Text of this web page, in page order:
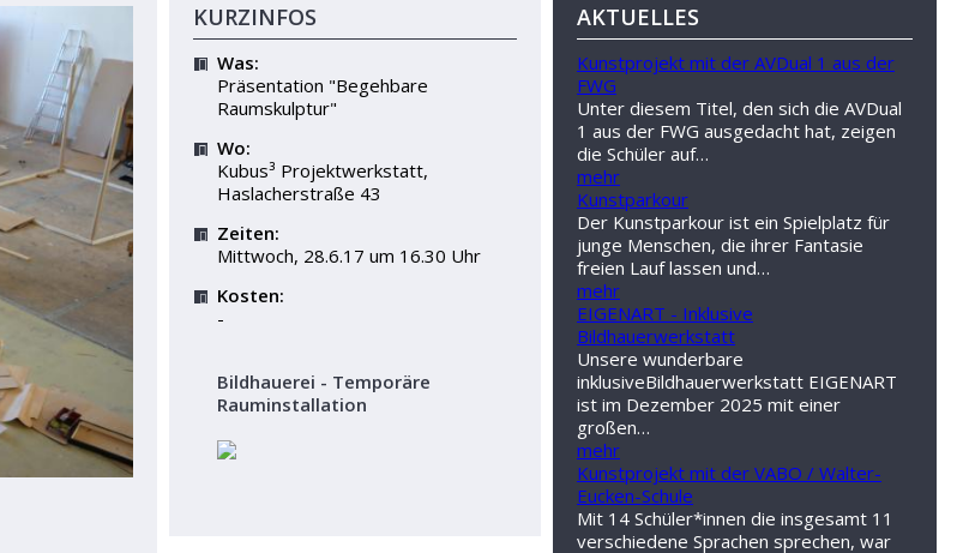
KURZINFOS
Was:
Präsentation "Begehbare
Raumskulptur"
Wo:
Kubus³ Projektwerkstatt,
Haslacherstraße 43
Zeiten:
Mittwoch, 28.6.17 um 16.30 Uhr
Kosten:
-
Bildhauerei - Temporäre
Rauminstallation
AKTUELLES
Kunstprojekt mit der AVDual 1 aus der
FWG
Unter diesem Titel, den sich die AVDual
1 aus der FWG ausgedacht hat, zeigen
die Schüler auf…
mehr
Kunstparkour
Der Kunstparkour ist ein Spielplatz für
junge Menschen, die ihrer Fantasie
freien Lauf lassen und…
mehr
EIGENART - Inklusive
Bildhauerwerkstatt
Unsere wunderbare
inklusiveBildhauerwerkstatt EIGENART
ist im Dezember 2025 mit einer
großen…
mehr
Kunstprojekt mit der VABO / Walter-
Eucken-Schule
Mit 14 Schüler*innen die insgesamt 11
verschiedene Sprachen sprechen, war